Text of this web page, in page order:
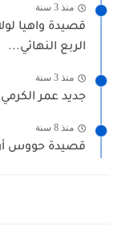
منذ 3 سنة
قصيدة واهيا
الربع النهائي...
منذ 3 سنة
جديد عمر
منذ 8 سنة
قصيدة حووس